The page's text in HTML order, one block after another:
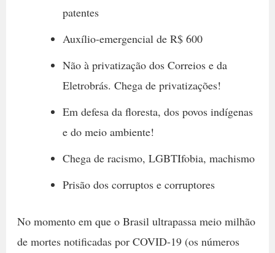
patentes
Auxílio-emergencial de R$ 600
Não à privatização dos Correios e da
Eletrobrás. Chega de privatizações!
Em defesa da floresta, dos povos indígenas
e do meio ambiente!
Chega de racismo, LGBTIfobia, machismo
Prisão dos corruptos e corruptores
No momento em que o Brasil ultrapassa meio milhão
de mortes notificadas por COVID-19 (os números